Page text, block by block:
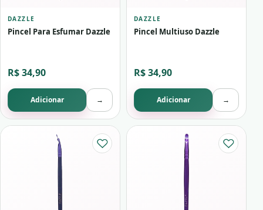
DAZZLE
Pincel Para Esfumar Dazzle
R$ 34,90
Adicionar →
DAZZLE
Pincel Multiuso Dazzle
R$ 34,90
Adicionar →